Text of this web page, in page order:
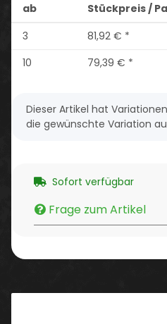
ab
Stückpreis /
3
81,92 € *
10
79,39 € *
x
Dieser Artikel hat
die gewünschte Variation
Sofort verfügbar
Frage zum Artikel